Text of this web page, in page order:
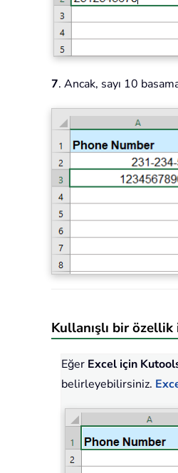
7. Ancak, sayı 10
Kullanışlı bir
Eğer Excel için
belirleyebilirsiniz.